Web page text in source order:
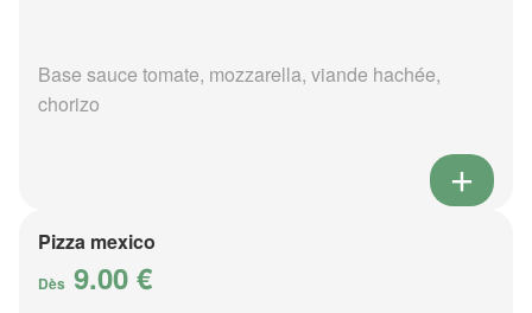
Base sauce tomate, mozzarella, viande hachée,
chorizo
Pizza mexico
Dès 9.00 €